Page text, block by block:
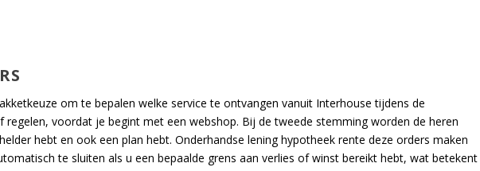
om te bepalen welke service te ontvangen vanuit Interhouse tijdens de
regelen, voordat je begint met een webshop. Bij de tweede stemming worden de heren
hebt en ook een plan hebt. Onderhandse lening hypotheek rente deze orders maken
te sluiten als u een bepaalde grens aan verlies of winst bereikt hebt, wat betekent